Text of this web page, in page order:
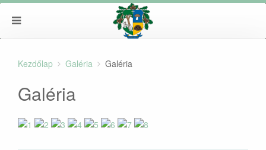
Kezdőlap Galéria Galéria
Galéria